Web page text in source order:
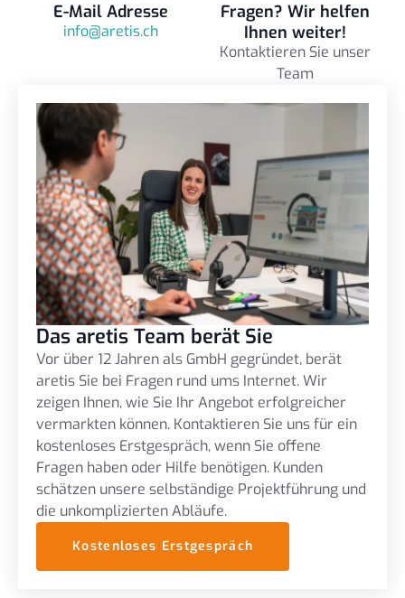
E-Mail Adresse
info@aretis.ch
Fragen? Wir helfen
Ihnen weiter!
Kontaktieren Sie unser
Team
Das aretis Team berät Sie
Vor über 12 Jahren als GmbH gegründet, berät
aretis Sie bei Fragen rund ums Internet. Wir
zeigen Ihnen, wie Sie Ihr Angebot erfolgreicher
vermarkten können. Kontaktieren Sie uns für ein
kostenloses Erstgespräch, wenn Sie offene
Fragen haben oder Hilfe benötigen. Kunden
schätzen unsere selbständige Projektführung und
die unkomplizierten Abläufe.
Kostenloses Erstgespräch